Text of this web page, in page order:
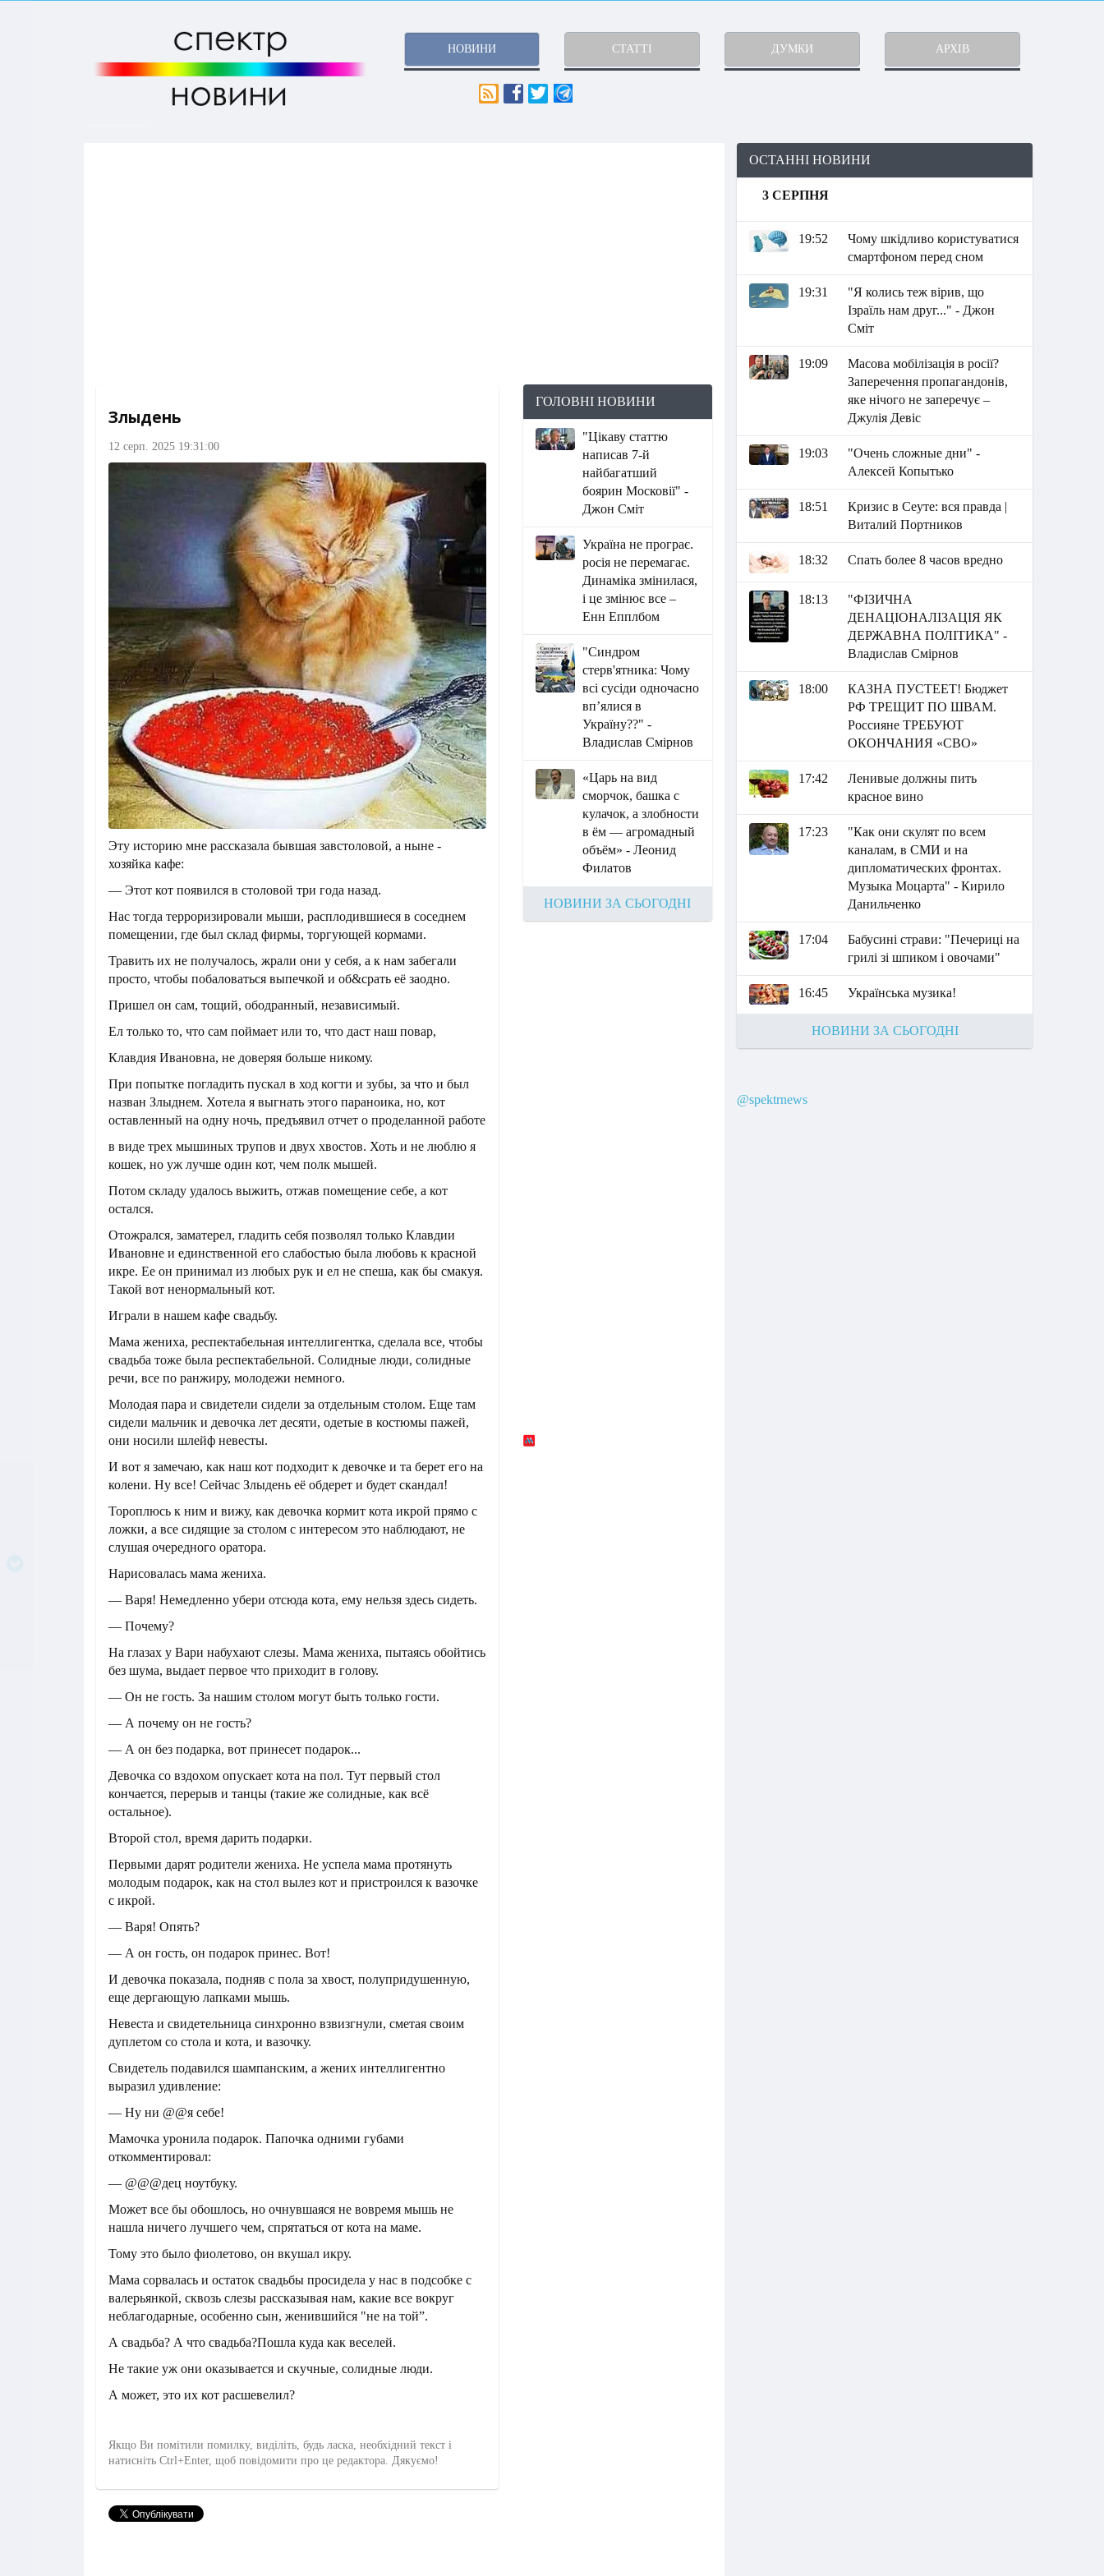
НОВИНИ СТАТТІ ДУМКИ АРХІВ
Злыдень
12 серп. 2025 19:31:00
Эту историю мне рассказала бывшая завстоловой, а ныне -
хозяйка кафе:
— Этот кот появился в столовой три года назад.
Нас тогда терроризировали мыши, расплодившиеся в соседнем
помещении, где был склад фирмы, торгующей кормами.
Травить их не получалось, жрали они у себя, а к нам забегали
просто, чтобы побаловаться выпечкой и об&срать её заодно.
Пришел он сам, тощий, ободранный, независимый.
Ел только то, что сам поймает или то, что даст наш повар,
Клавдия Ивановна, не доверяя больше никому.
При попытке погладить пускал в ход когти и зубы, за что и был
назван Злыднем. Хотела я выгнать этого параноика, но, кот
оставленный на одну ночь, предъявил отчет о проделанной работе
в виде трех мышиных трупов и двух хвостов. Хоть и не люблю я
кошек, но уж лучше один кот, чем полк мышей.
Потом складу удалось выжить, отжав помещение себе, а кот
остался.
Отожрался, заматерел, гладить себя позволял только Клавдии
Ивановне и единственной его слабостью была любовь к красной
икре. Ее он принимал из любых рук и ел не спеша, как бы смакуя.
Такой вот ненормальный кот.
Играли в нашем кафе свадьбу.
Мама жениха, респектабельная интеллигентка, сделала все, чтобы
свадьба тоже была респектабельной. Солидные люди, солидные
речи, все по ранжиру, молодежи немного.
Молодая пара и свидетели сидели за отдельным столом. Еще там
сидели мальчик и девочка лет десяти, одетые в костюмы пажей,
они носили шлейф невесты.
И вот я замечаю, как наш кот подходит к девочке и та берет его на
колени. Ну все! Сейчас Злыдень её обдерет и будет скандал!
Тороплюсь к ним и вижу, как девочка кормит кота икрой прямо с
ложки, а все сидящие за столом с интересом это наблюдают, не
слушая очередного оратора.
Нарисовалась мама жениха.
— Варя! Немедленно убери отсюда кота, ему нельзя здесь сидеть.
— Почему?
На глазах у Вари набухают слезы. Мама жениха, пытаясь обойтись
без шума, выдает первое что приходит в голову.
— Он не гость. За нашим столом могут быть только гости.
— А почему он не гость?
— А он без подарка, вот принесет подарок...
Девочка со вздохом опускает кота на пол. Тут первый стол
кончается, перерыв и танцы (такие же солидные, как всё
остальное).
Второй стол, время дарить подарки.
Первыми дарят родители жениха. Не успела мама протянуть
молодым подарок, как на стол вылез кот и пристроился к вазочке
с икрой.
— Варя! Опять?
— А он гость, он подарок принес. Вот!
И девочка показала, подняв с пола за хвост, полупридушенную,
еще дергающую лапками мышь.
Невеста и свидетельница синхронно взвизгнули, сметая своим
дуплетом со стола и кота, и вазочку.
Свидетель подавился шампанским, а жених интеллигентно
выразил удивление:
— Ну ни @@я себе!
Мамочка уронила подарок. Папочка одними губами
откомментировал:
— @@@дец ноутбуку.
Может все бы обошлось, но очнувшаяся не вовремя мышь не
нашла ничего лучшего чем, спрятаться от кота на маме.
Тому это было фиолетово, он вкушал икру.
Мама сорвалась и остаток свадьбы просидела у нас в подсобке с
валерьянкой, сквозь слезы рассказывая нам, какие все вокруг
неблагодарные, особенно сын, женившийся "не на той”.
А свадьба? А что свадьба?Пошла куда как веселей.
Не такие уж они оказывается и скучные, солидные люди.
А может, это их кот расшевелил?
Якщо Ви помітили помилку, виділіть, будь ласка, необхідний текст і
натисніть Ctrl+Enter, щоб повідомити про це редактора. Дякуємо!
ГОЛОВНІ НОВИНИ
"Цікаву статтю
написав 7-й
найбагатший
боярин Московії" -
Джон Сміт
Україна не програє.
росія не перемагає.
Динаміка змінилася,
і це змінює все –
Енн Епплбом
"Синдром
стерв'ятника: Чому
всі сусіди одночасно
вп’ялися в
Україну??" -
Владислав Смірнов
«Царь на вид
сморчок, башка с
кулачок, а злобности
в ём — агромадный
объём» - Леонид
Филатов
НОВИНИ ЗА СЬОГОДНІ
ОСТАННІ НОВИНИ
3 СЕРПНЯ
19:52
Чому шкідливо користуватися
смартфоном перед сном
19:31
"Я колись теж вірив, що
Ізраїль нам друг..." - Джон
Сміт
19:09
Масова мобілізація в росії?
Заперечення пропагандонів,
яке нічого не заперечує –
Джулія Девіс
19:03
"Очень сложные дни" -
Алексей Копытько
18:51
Кризис в Сеуте: вся правда |
Виталий Портников
18:32 Спать более 8 часов вредно
18:13
"ФІЗИЧНА
ДЕНАЦІОНАЛІЗАЦІЯ ЯК
ДЕРЖАВНА ПОЛІТИКА" -
Владислав Смірнов
18:00
КАЗНА ПУСТЕЕТ! Бюджет
РФ ТРЕЩИТ ПО ШВАМ.
Россияне ТРЕБУЮТ
ОКОНЧАНИЯ «СВО»
17:42
Ленивые должны пить
красное вино
17:23
"Как они скулят по всем
каналам, в СМИ и на
дипломатических фронтах.
Музыка Моцарта" - Кирило
Данильченко
17:04
Бабусині страви: "Печериці на
грилі зі шпиком і овочами"
16:45 Українська музика!
НОВИНИ ЗА СЬОГОДНІ
@spektrnews